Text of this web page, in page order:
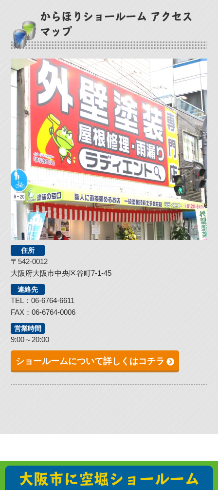
からほりショールーム アクセス
マップ
住所
〒542-0012
大阪府大阪市中央区谷町7-1-45
連絡先
TEL：06-6764-6611
FAX：06-6764-0006
営業時間
9:00～20:00
ショールームについて詳しくはコチラ
大阪市に空堀ショールーム